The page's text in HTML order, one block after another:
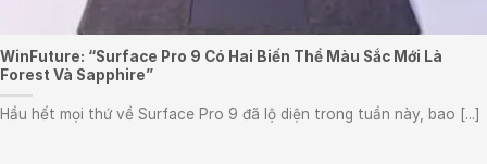
WinFuture: “Surface Pro 9 Có Hai Biến Thể Màu Sắc Mới Là
Forest Và Sapphire”
Hầu hết mọi thứ về Surface Pro 9 đã lộ diện trong tuần này, bao [...]